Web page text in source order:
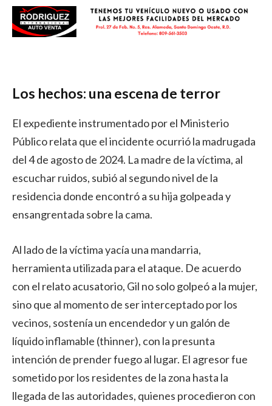
Los hechos: una escena de terror
El expediente instrumentado por el Ministerio
Público relata que el incidente ocurrió la madrugada
del 4 de agosto de 2024. La madre de la víctima, al
escuchar ruidos, subió al segundo nivel de la
residencia donde encontró a su hija golpeada y
ensangrentada sobre la cama.
Al lado de la víctima yacía una mandarria,
herramienta utilizada para el ataque. De acuerdo
con el relato acusatorio, Gil no solo golpeó a la mujer,
sino que al momento de ser interceptado por los
vecinos, sostenía un encendedor y un galón de
líquido inflamable (thinner), con la presunta
intención de prender fuego al lugar. El agresor fue
sometido por los residentes de la zona hasta la
llegada de las autoridades, quienes procedieron con